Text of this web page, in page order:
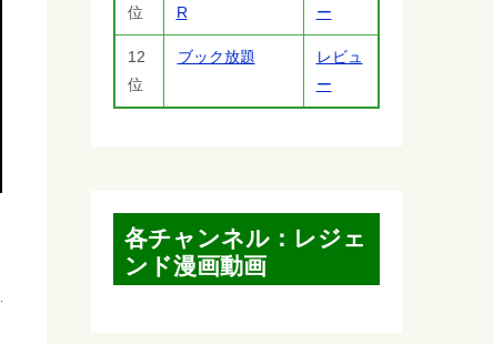
位
R
ー
12
位
ブック放題
レビュ
ー
各チャンネル：レジェ
ンド漫画動画